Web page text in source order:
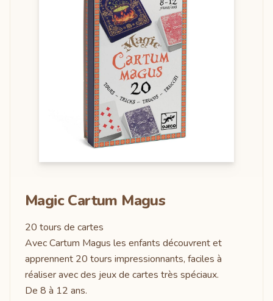
Magic Cartum Magus
20 tours de cartes
Avec Cartum Magus les enfants découvrent et
apprennent 20 tours impressionnants, faciles à
réaliser avec des jeux de cartes très spéciaux.
De 8 à 12 ans.